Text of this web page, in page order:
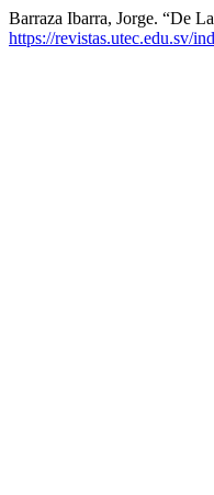
Barraza Ibarra, Jorge. “De
https://revistas.utec.edu.sv/